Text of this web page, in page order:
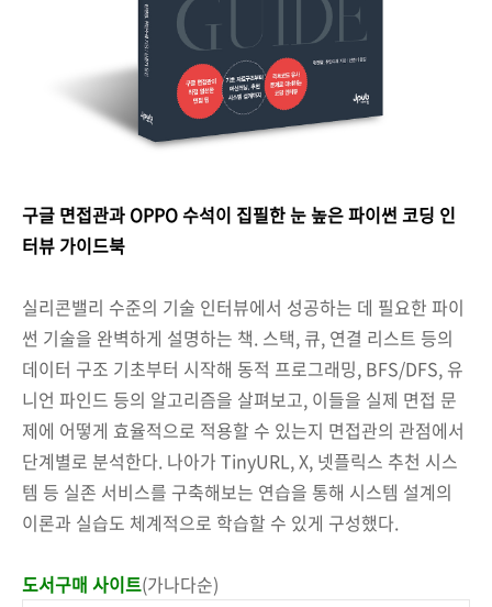
구글 면접관과 OPPO 수석이 집필한 눈 높은 파이썬 코딩 인
터뷰 가이드북
실리콘밸리 수준의 기술 인터뷰에서 성공하는 데 필요한 파이
썬 기술을 완벽하게 설명하는 책. 스택, 큐, 연결 리스트 등의
데이터 구조 기초부터 시작해 동적 프로그래밍, BFS/DFS, 유
니언 파인드 등의 알고리즘을 살펴보고, 이들을 실제 면접 문
제에 어떻게 효율적으로 적용할 수 있는지 면접관의 관점에서
단계별로 분석한다. 나아가 TinyURL, X, 넷플릭스 추천 시스
템 등 실존 서비스를 구축해보는 연습을 통해 시스템 설계의
이론과 실습도 체계적으로 학습할 수 있게 구성했다.
도서구매 사이트(가나다순)